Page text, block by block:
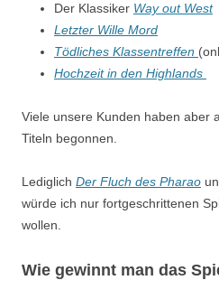
Der Klassiker Way out West
Letzter Wille Mord
Tödliches Klassentreffen
Hochzeit in den Highlands
Viele unsere Kunden haben aber
Titeln begonnen.
Lediglich Der Fluch des Pharao
würde ich nur fortgeschrittenen
wollen.
Wie gewinnt man das